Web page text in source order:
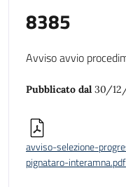
8385
Avviso avvio
Pubblicato dal 30/
avviso-selezione-
pignataro-interamna.pdf